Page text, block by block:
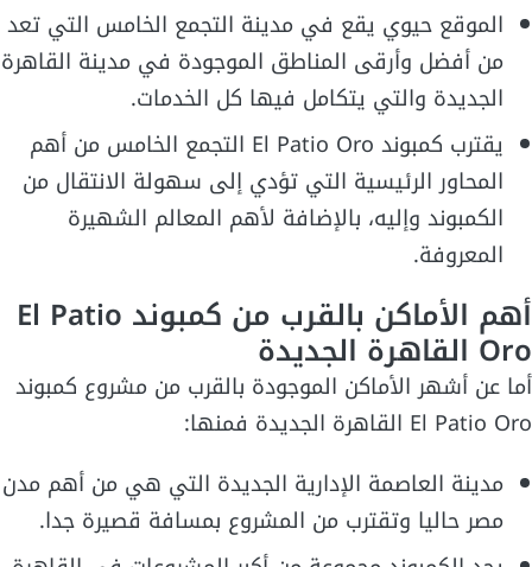
الموقع حيوي يقع في مدينة التجمع الخامس التي تعد
من أفضل وأرقى المناطق الموجودة في مدينة القاهرة
الجديدة والتي يتكامل فيها كل الخدمات.
يقترب كمبوند El Patio Oro التجمع الخامس من أهم
المحاور الرئيسية التي تؤدي إلى سهولة الانتقال من
الكمبوند وإليه، بالإضافة لأهم المعالم الشهيرة
المعروفة.
أهم الأماكن بالقرب من كمبوند El Patio
Oro القاهرة الجديدة
أما عن أشهر الأماكن الموجودة بالقرب من مشروع كمبوند
El Patio Oro القاهرة الجديدة فمنها:
مدينة العاصمة الإدارية الجديدة التي هي من أهم مدن
مصر حاليا وتقترب من المشروع بمسافة قصيرة جدا.